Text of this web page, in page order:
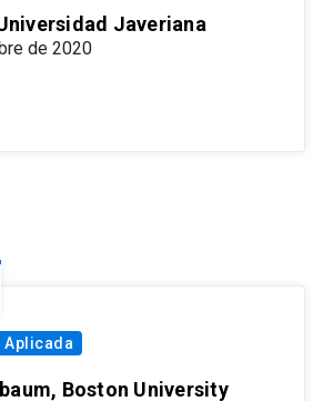
Javeriana
de 2020
Boston University